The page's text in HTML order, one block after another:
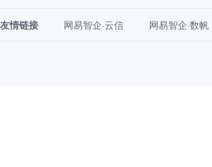
友情链接 网易智企·云信 网易智企·数帆